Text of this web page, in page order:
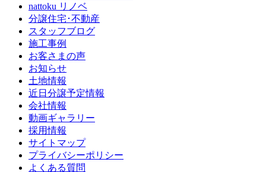
nattoku リノベ
分譲住宅･不動産
スタッフブログ
施工事例
お客さまの声
お知らせ
土地情報
近日分譲予定情報
会社情報
動画ギャラリー
採用情報
サイトマップ
プライバシーポリシー
よくある質問